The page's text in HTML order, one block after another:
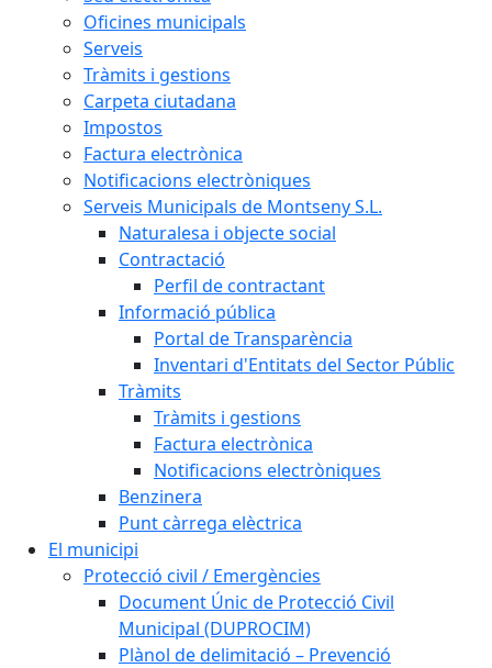
Oficines municipals
Serveis
Tràmits i gestions
Carpeta ciutadana
Impostos
Factura electrònica
Notificacions electròniques
Serveis Municipals de Montseny S.L.
Naturalesa i objecte social
Contractació
Perfil de contractant
Informació pública
Portal de Transparència
Inventari d'Entitats del Sector Públic
Tràmits
Tràmits i gestions
Factura electrònica
Notificacions electròniques
Benzinera
Punt càrrega elèctrica
El municipi
Protecció civil / Emergències
Document Únic de Protecció Civil
Municipal (DUPROCIM)
Plànol de delimitació – Prevenció